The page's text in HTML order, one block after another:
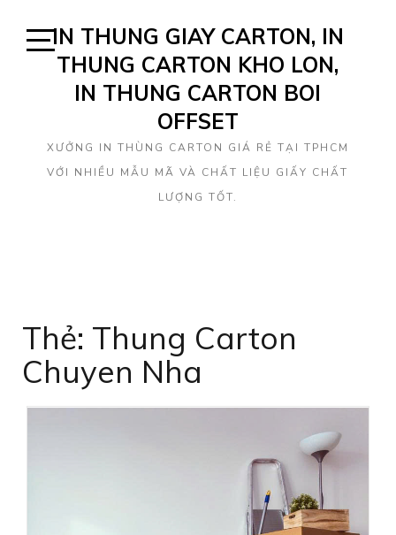
Open
Sidebar
IN THUNG GIAY CARTON, IN
THUNG CARTON KHO LON,
IN THUNG CARTON BOI
OFFSET
XƯỞNG IN THÙNG CARTON GIÁ RẺ TẠI TPHCM
VỚI NHIỀU MẪU MÃ VÀ CHẤT LIỆU GIẤY CHẤT
LƯỢNG TỐT.
Thẻ: Thung Carton
Chuyen Nha